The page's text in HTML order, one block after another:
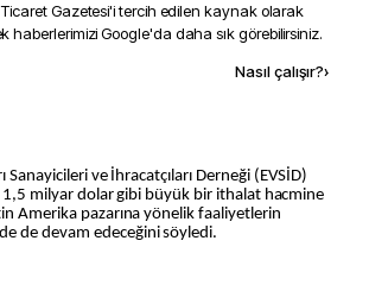
Gazetesi'i tercih edilen kaynak olarak
haberlerimizi Google'da daha sık görebilirsiniz.
Nasıl çalışır?›
Sanayicileri ve İhracatçıları Derneği (EVSİD)
1,5 milyar dolar gibi büyük bir ithalat hacmine
Amerika pazarına yönelik faaliyetlerin
de devam edeceğini söyledi.